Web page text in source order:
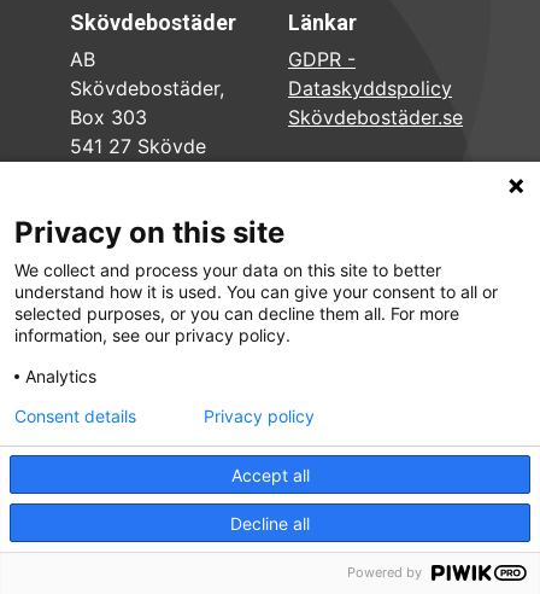
Skövdebostäder
AB
Skövdebostäder,
Box 303
541 27 Skövde
Länkar
GDPR -
Dataskyddspolicy
Skövdebostäder.se
Privacy on this site
We collect and process your data on this site to better
understand how it is used. You can give your consent to all or
selected purposes, or you can decline them all. For more
information, see our privacy policy.
Analytics
Accept all
Decline all
Consent details Privacy policy
Powered by